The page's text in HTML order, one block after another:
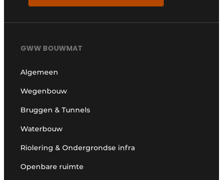
GWW BOUWMAT
Algemeen
Wegenbouw
Bruggen & Tunnels
Waterbouw
Riolering & Ondergrondse infra
Openbare ruimte